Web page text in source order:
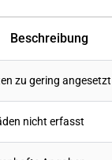
Beschreibung
zu gering angesetzt
nicht erfasst